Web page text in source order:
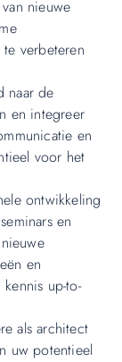
nieuwe
verbeteren
naar de
en integreer
en
voor het
ontwikkeling
en
en
up-to-
als architect
uw potentieel